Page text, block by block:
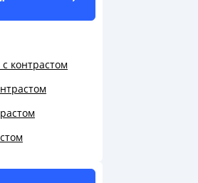
контрастом